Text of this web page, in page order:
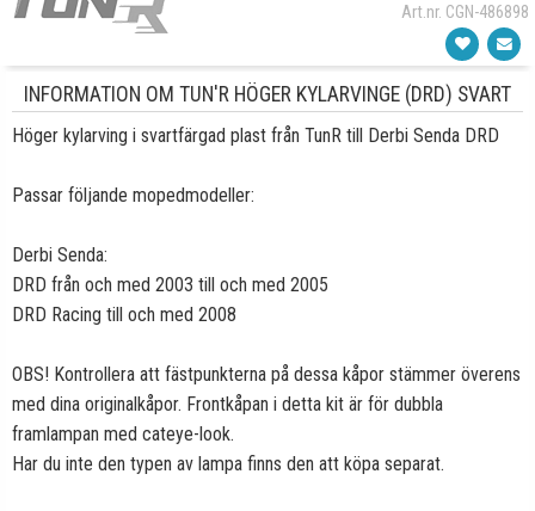
Art.nr. CGN-486898
INFORMATION OM TUN'R HÖGER KYLARVINGE (DRD) SVART
Höger kylarving i svartfärgad plast från TunR till Derbi Senda DRD
Passar följande mopedmodeller:
Derbi Senda:
DRD från och med 2003 till och med 2005
DRD Racing till och med 2008
OBS! Kontrollera att fästpunkterna på dessa kåpor stämmer överens
med dina originalkåpor. Frontkåpan i detta kit är för dubbla
framlampan med cateye-look.
Har du inte den typen av lampa finns den att köpa separat.